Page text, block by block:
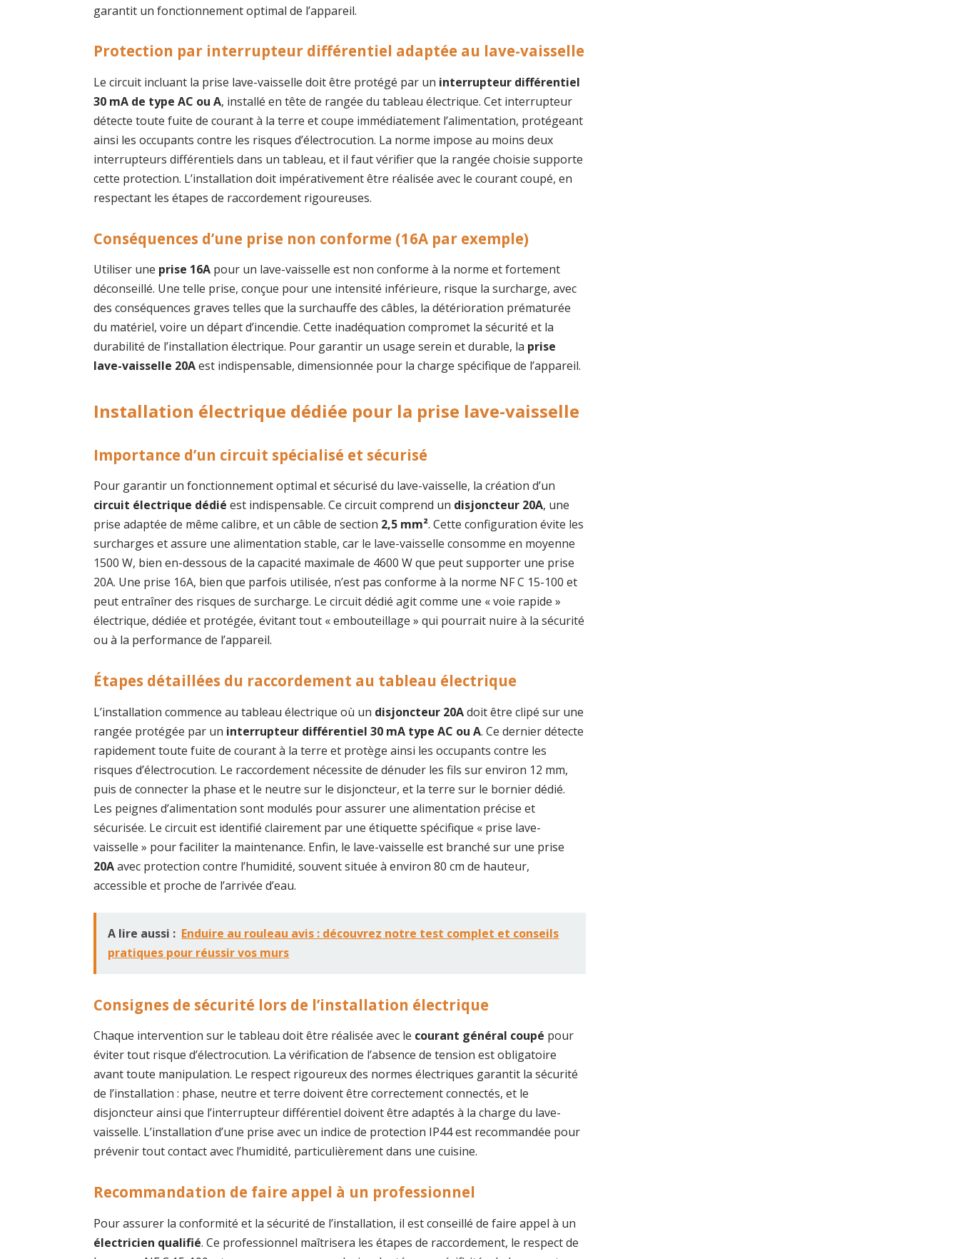
garantit un fonctionnement optimal de l’appareil.
Protection par interrupteur différentiel adaptée au lave-vaisselle
Le circuit incluant la prise lave-vaisselle doit être protégé par un interrupteur différentiel
30 mA de type AC ou A, installé en tête de rangée du tableau électrique. Cet interrupteur
détecte toute fuite de courant à la terre et coupe immédiatement l’alimentation, protégeant
ainsi les occupants contre les risques d’électrocution. La norme impose au moins deux
interrupteurs différentiels dans un tableau, et il faut vérifier que la rangée choisie supporte
cette protection. L’installation doit impérativement être réalisée avec le courant coupé, en
respectant les étapes de raccordement rigoureuses.
Conséquences d’une prise non conforme (16A par exemple)
Utiliser une prise 16A pour un lave-vaisselle est non conforme à la norme et fortement
déconseillé. Une telle prise, conçue pour une intensité inférieure, risque la surcharge, avec
des conséquences graves telles que la surchauffe des câbles, la détérioration prématurée
du matériel, voire un départ d’incendie. Cette inadéquation compromet la sécurité et la
durabilité de l’installation électrique. Pour garantir un usage serein et durable, la prise
lave-vaisselle 20Aest indispensable, dimensionnée pour la charge spécifique de l’appareil.
Installation électrique dédiée pour la prise lave-vaisselle
Importance d’un circuit spécialisé et sécurisé
Pour garantir un fonctionnement optimal et sécurisé du lave-vaisselle, la création d’un
circuit électrique dédié est indispensable. Ce circuit comprend un disjoncteur 20A, une
prise adaptée de même calibre, et un câble de section 2,5 mm². Cette configuration évite les
surcharges et assure une alimentation stable, car le lave-vaisselle consomme en moyenne
1500 W, bien en-dessous de la capacité maximale de 4600 W que peut supporter une prise
20A. Une prise 16A, bien que parfois utilisée, n’est pas conforme à la norme NF C 15-100 et
peut entraîner des risques de surcharge. Le circuit dédié agit comme une « voie rapide »
électrique, dédiée et protégée, évitant tout « embouteillage » qui pourrait nuire à la sécurité
ou à la performance de l’appareil.
Étapes détaillées du raccordement au tableau électrique
L’installation commence au tableau électrique où un disjoncteur 20Adoit être clipé sur une
rangée protégée par un interrupteur différentiel 30 mA type AC ou A. Ce dernier détecte
rapidement toute fuite de courant à la terre et protège ainsi les occupants contre les
risques d’électrocution. Le raccordement nécessite de dénuder les fils sur environ 12 mm,
puis de connecter la phase et le neutre sur le disjoncteur, et la terre sur le bornier dédié.
Les peignes d’alimentation sont modulés pour assurer une alimentation précise et
sécurisée. Le circuit est identifié clairement par une étiquette spécifique « prise lave-
vaisselle » pour faciliter la maintenance. Enfin, le lave-vaisselle est branché sur une prise
20Aavec protection contre l’humidité, souvent située à environ 80 cm de hauteur,
accessible et proche de l’arrivée d’eau.
A lire aussi : Enduire au rouleau avis : découvrez notre test complet et conseils
pratiques pour réussir vos murs
Consignes de sécurité lors de l’installation électrique
Chaque intervention sur le tableau doit être réalisée avec le courant général coupé pour
éviter tout risque d’électrocution. La vérification de l’absence de tension est obligatoire
avant toute manipulation. Le respect rigoureux des normes électriques garantit la sécurité
de l’installation : phase, neutre et terre doivent être correctement connectés, et le
disjoncteur ainsi que l’interrupteur différentiel doivent être adaptés à la charge du lave-
vaisselle. L’installation d’une prise avec un indice de protection IP44 est recommandée pour
prévenir tout contact avec l’humidité, particulièrement dans une cuisine.
Recommandation de faire appel à un professionnel
Pour assurer la conformité et la sécurité de l’installation, il est conseillé de faire appel à un
électricien qualifié. Ce professionnel maîtrisera les étapes de raccordement, le respect de